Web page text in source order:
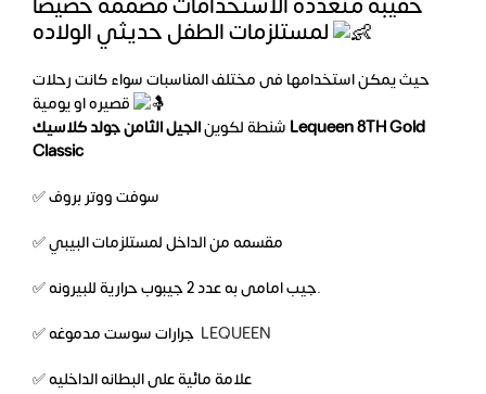
حيث يمكن استخدامها فى مختلف المناسبات سواء كانت رحلات
شنطة لكوينالجيل الثامن جولد كلاسيك Lequeen 8TH Gold
Classic
✅ سوفت ووتر بروف
✅ مقسمه من الداخل لمستلزمات البيبي
✅ جيب امامى به عدد 2 جيبوب حرارية للبيرونه.
LEQUEEN
✅ علامة مائية على البطانه الداخليه